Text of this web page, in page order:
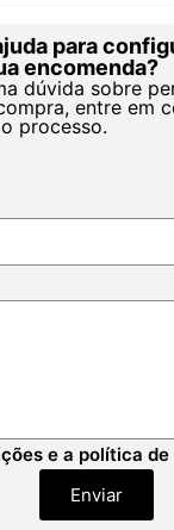
para
encomenda?
dúvida sobre
entre em
processo.
e a política
Enviar